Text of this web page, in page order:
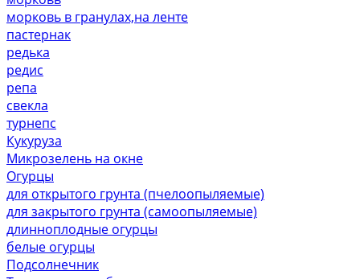
морковь в гранулах,на ленте
пастернак
редька
редис
репа
свекла
турнепс
Кукуруза
Микрозелень на окне
Огурцы
для открытого грунта (пчелоопыляемые)
для закрытого грунта (самоопыляемые)
длинноплодные огурцы
белые огурцы
Подсолнечник